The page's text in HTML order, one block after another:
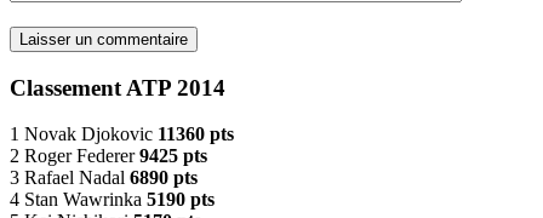
Classement ATP 2014
1 Novak Djokovic 11360 pts
2 Roger Federer9425 pts
3 Rafael Nadal 6890 pts
4 Stan Wawrinka 5190 pts